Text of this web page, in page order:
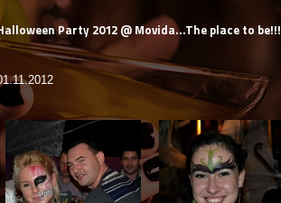
Party 2012 @ Movida...The place to